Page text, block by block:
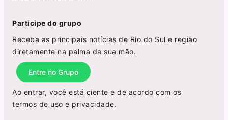
Participe do grupo
Receba as principais notícias de Rio do Sul e região
diretamente na palma da sua mão.
Entre no Grupo
Ao entrar, você está ciente e de acordo com os
termos de uso e privacidade.